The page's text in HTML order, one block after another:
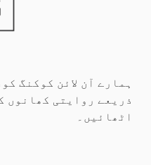
ہمارے آن لائن کوکنگ
ذریعے روایتی کھانوں
اٹھائیں۔